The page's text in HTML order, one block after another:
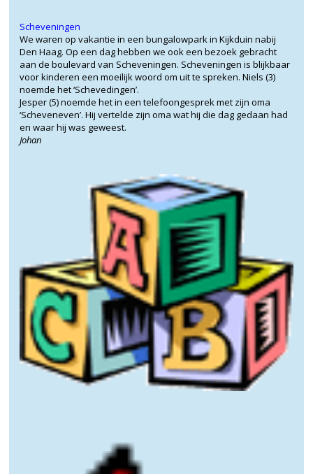
Scheveningen
We waren op vakantie in een bungalowpark in Kijkduin nabij
Den Haag. Op een dag hebben we ook een bezoek gebracht
aan de boulevard van Scheveningen. Scheveningen is blijkbaar
voor kinderen een moeilijk woord om uit te spreken. Niels (3)
noemde het ‘Schevedingen’.
Jesper (5) noemde het in een telefoongesprek met zijn oma
‘Scheveneven’. Hij vertelde zijn oma wat hij die dag gedaan had
en waar hij was geweest.
Johan